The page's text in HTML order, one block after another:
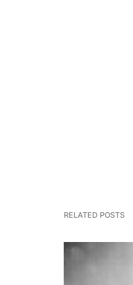
RELATED POSTS